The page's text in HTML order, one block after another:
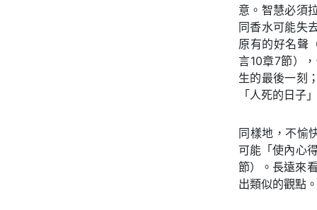
意。智慧必須
同香水可能失
原有的好名聲
言10章7節）
生的最後一刻
「人死的日子
同樣地，不愉
可能「使內心
節）。長遠來
出類似的觀點。